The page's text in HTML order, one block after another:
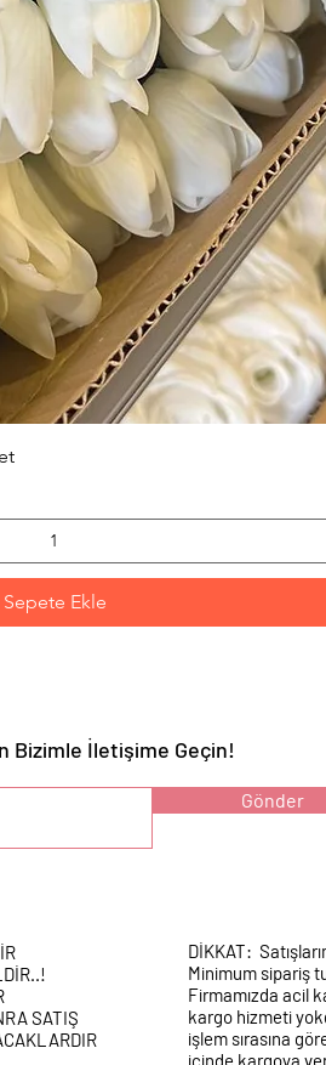
Sepete Ekle
Bizimle İletişime Geçin!
Gönder
SATIŞ
DİKKAT:
Minimum sipariş
Firmamızda acil
kargo hizmeti
işlem sırasına